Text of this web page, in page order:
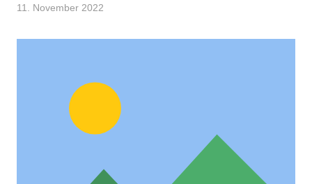
11. November 2022